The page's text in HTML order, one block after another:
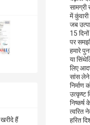
हैं
में
जब
15
पर
हमारे
या
लिए
सांस लेने
उत्कृष्ट
त्वरित
हरित